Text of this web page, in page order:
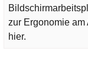
zur Ergonomie
hier.